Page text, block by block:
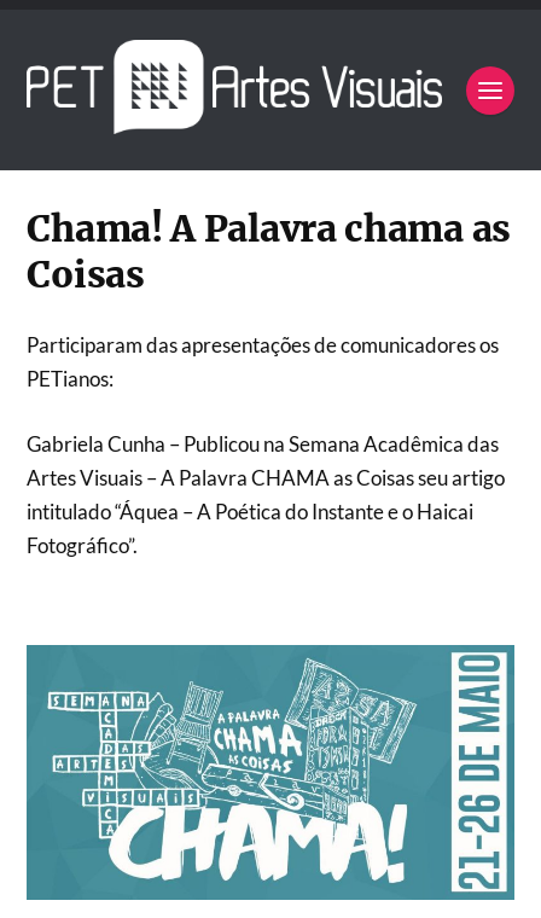
Chama! A Palavra chama as
Coisas
Participaram das apresentações de comunicadores os
PETianos:
Gabriela Cunha –Publicou na Semana Acadêmica das
Artes Visuais – A Palavra CHAMA as Coisas seu artigo
intitulado “Áquea – A Poética do Instante e o Haicai
Fotográfico”.